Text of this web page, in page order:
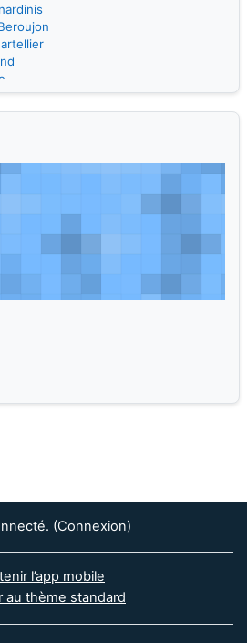
Abel
Fertin
Teffo
(Connexion)
l’app mobile
au thème standard